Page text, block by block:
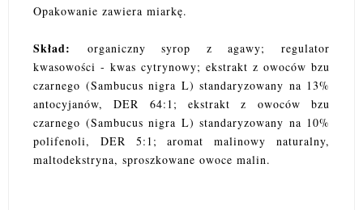
Opakowanie zawiera miarkę.
Skład: organiczny syrop z agawy; regulator
kwasowości - kwas cytrynowy; ekstrakt z owoców bzu
czarnego (Sambucus nigra L) standaryzowany na 13%
antocyjanów, DER 64:1; ekstrakt z owoców bzu
czarnego (Sambucus nigra L) standaryzowany na 10%
polifenoli, DER 5:1; aromat malinowy naturalny,
maltodekstryna, sproszkowane owoce malin.